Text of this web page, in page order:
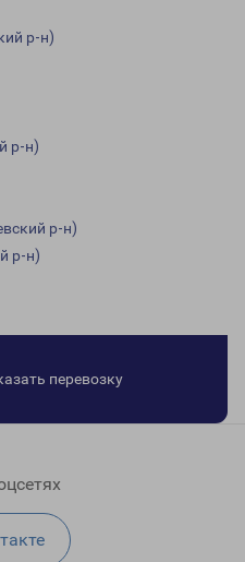
р-н)
р-н)
р-н)
р-н)
перевозку